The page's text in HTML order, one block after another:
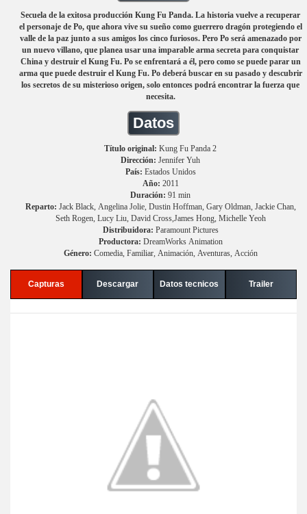
Secuela de la exitosa producción Kung Fu Panda. La historia vuelve a recuperar
el personaje de Po, que ahora vive su sueño como guerrero dragón protegiendo el
valle de la paz junto a sus amigos los cinco furiosos. Pero Po será amenazado por
un nuevo villano, que planea usar una imparable arma secreta para conquistar
China y destruir el Kung Fu. Po se enfrentará a él, pero como se puede parar un
arma que puede destruir el Kung Fu. Po deberá buscar en su pasado y descubrir
los secretos de su misterioso origen, solo entonces podrá encontrar la fuerza que
necesita.
Datos
Título original: Kung Fu Panda 2
Dirección: Jennifer Yuh
País: Estados Unidos
Año: 2011
Duración: 91 min
Reparto: Jack Black, Angelina Jolie, Dustin Hoffman, Gary Oldman, Jackie Chan,
Seth Rogen, Lucy Liu, David Cross,James Hong, Michelle Yeoh
Distribuidora: Paramount Pictures
Productora: DreamWorks Animation
Género: Comedia, Familiar, Animación, Aventuras, Acción
Capturas Descargar Datos tecnicos Trailer